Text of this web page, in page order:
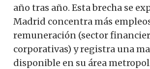
año tras año. Esta brecha se
Madrid concentra más
remuneración (sector
corporativas) y registra una
disponible en su área